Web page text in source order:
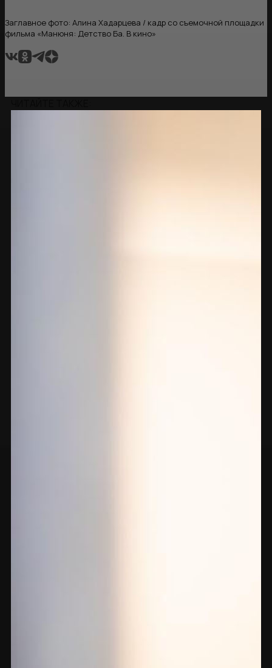
Заглавное фото: Алина Хадарцева / кадр со съемочной площадки
фильма «Манюня: Детство Ба. В кино»